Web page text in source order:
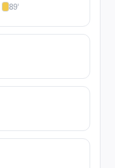
89'
1amarilla